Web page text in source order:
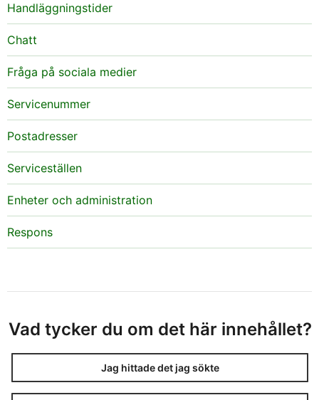
Handläggningstider
Chatt
Fråga på sociala medier
Servicenummer
Postadresser
Serviceställen
Enheter och administration
Respons
Vad tycker du om det här innehållet?
Jag hittade det jag sökte